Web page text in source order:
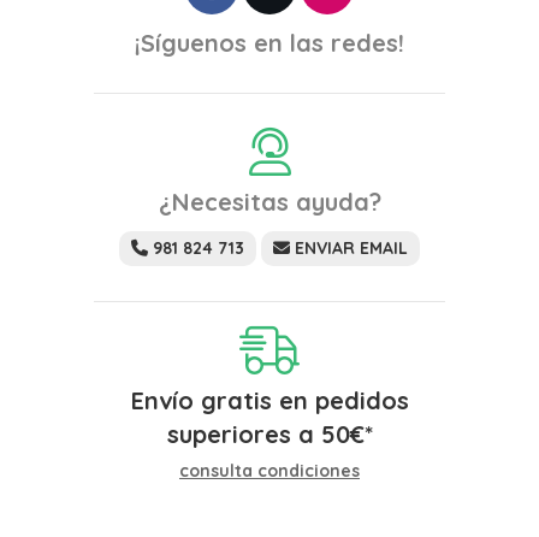
¡Síguenos en las redes!
¿Necesitas ayuda?
981 824 713 ENVIAR EMAIL
Envío gratis en pedidos
superiores a 50€*
consulta condiciones